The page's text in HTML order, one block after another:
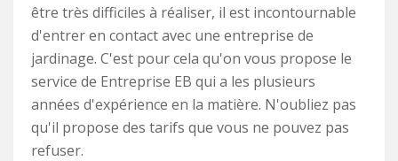
être très difficiles à réaliser, il est incontournable
d'entrer en contact avec une entreprise de
jardinage. C'est pour cela qu'on vous propose le
service de Entreprise EB qui a les plusieurs
années d'expérience en la matière. N'oubliez pas
qu'il propose des tarifs que vous ne pouvez pas
refuser.